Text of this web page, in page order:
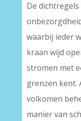
De
waarbij ieder
kraan wijd
stromen met
grenzen kent.
volkomen
manier van